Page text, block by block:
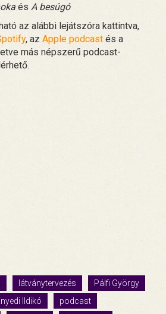
és A besúgó
az alábbi lejátszóra kattintva,
, az Apple podcast és a
más népszerű podcast-
látványtervezés
Pálfi György
Ildikó
podcast